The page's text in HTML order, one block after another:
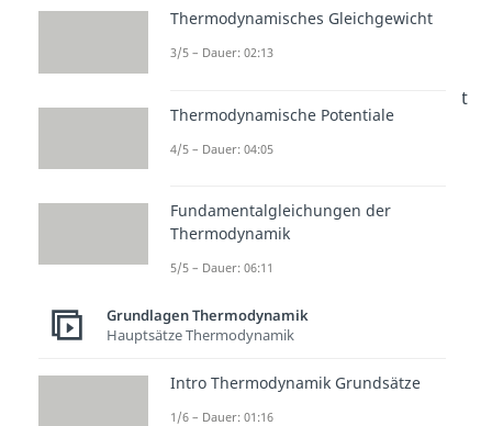
werden in den
Hauptsätzen der
zusammengefasst. Insgesamt gibt
vier Hauptsätze
bis drei durchnummeriert sind.
ergänzen sich gegenseitig. Hier
siehst du alle Hauptsätze der
0. Hauptsatz:
1. Hauptsatz:
Thermodynamisches Gleichgewicht
3/5 – Dauer: 02:13
Thermodynamische Potentiale
4/5 – Dauer: 04:05
Fundamentalgleichungen der
Thermodynamik
5/5 – Dauer: 06:11
Grundlagen Thermodynamik
Hauptsätze Thermodynamik
Intro Thermodynamik Grundsätze
1/6 – Dauer: 01:16